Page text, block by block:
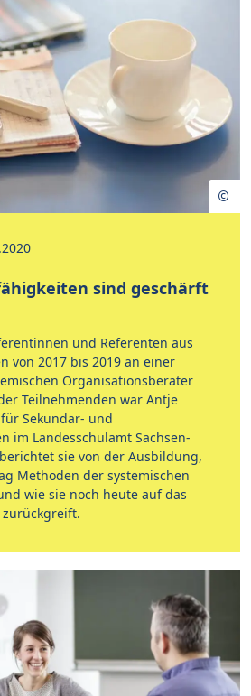
sind geschärft
und Referenten aus
von 2017 bis 2019 an einer
Organisationsberater
Teilnehmenden war Antje
Sekundar- und
im Landesschulamt Sachsen-
sie von der Ausbildung,
Methoden der systemischen
wie sie noch heute auf das
zurückgreift.